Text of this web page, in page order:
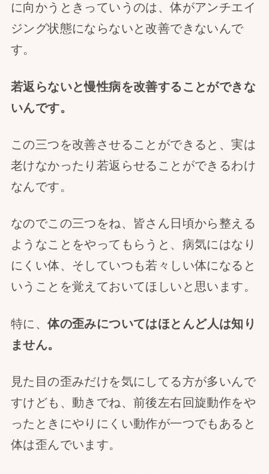
に向かうときっていうのは、体がアンチエイ
ジング状態にならないと改善できないんで
す。
若返らないと慢性病を改善することができな
いんです。
この三つを改善させることができると、実は
老けなかったり若返らせることができるわけ
なんです。
なのでこの三つをね、皆さん日頃から整える
ようなことをやってもらうと、病気にはなり
にくい体、そしていつも若々しい体になると
いうことを覚えておいてほしいと思います。
特に、体の歪みについてはほとんど人は知り
ません。
見た目の歪みだけを気にしてる方が多いんで
すけども、動きでね、前後左右回旋動作をや
ったときにやりにくい動作が一つでもあると
体は歪んでいます。